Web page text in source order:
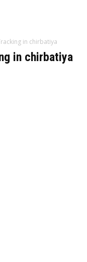
in chirbatiya
in chirbatiya